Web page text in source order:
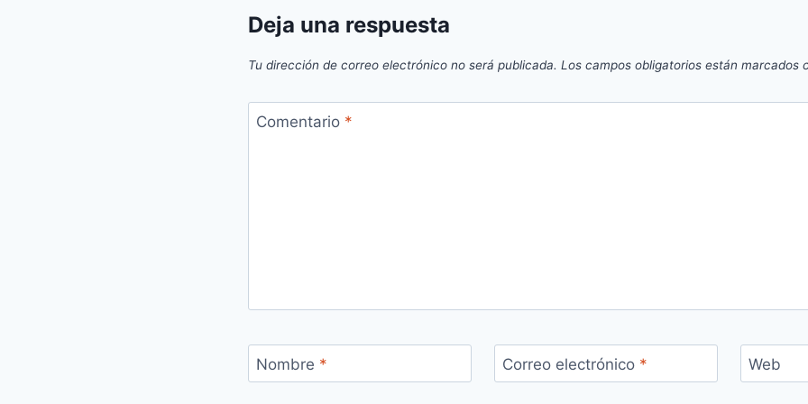
Deja una respuesta
Tu dirección de correo electrónico no será publicada. Los campos obligatorios están marcados
Comentario *
Nombre * Correo electrónico * Web